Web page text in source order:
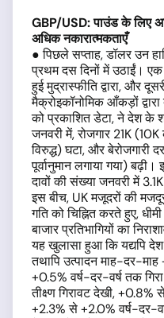
GBP/USD:पाउंडकेलिए
अधिकनकारात्मकताएँ
● पिछले सप्ताह, डॉलर उन
प्रथम दस दिनों में उठाईं।
हुई मुद्रास्फीति द्वारा, और
मैक्रोइकॉनोमिक आँकड़ों
को प्रकाशित डेटा, ने देश के
जनवरी में, रोजगार 21K (10K
विरुद्ध)घटा, और बेरोजगारी
पूर्वानुमान लगाया गया)बढ़ी।
दावों की संख्या जनवरी में
इस बीच, UK मजूदरों की
गति को चिह्नित करते हुए,
बाजार प्रतिभागियों का
यह खुलासा हुआ कि यद्यपि
तथापि उत्पादन माह-दर-
+0.5% वर्ष-दर-वर्ष तक
तीक्ष्ण गिरावट देखी,
+2.3% से +2.0% वर्ष-दर-